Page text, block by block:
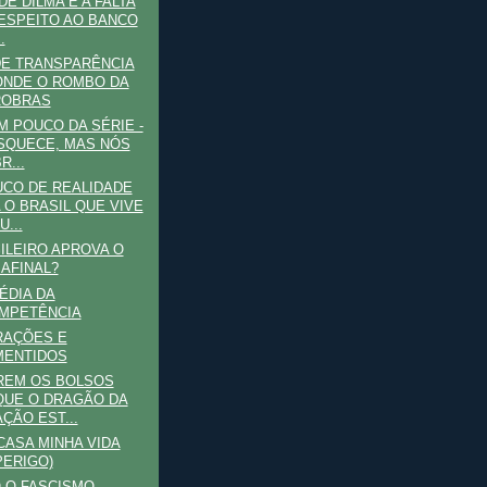
AO BANCO
TRANSPARÊNCIA
O ROMBO DA
POUCO DA SÉRIE -
MAS NÓS
DE REALIDADE
O BRASIL QUE VIVE
APROVA O
DA
E
OS BOLSOS
O DRAGÃO DA
EST...
MINHA VIDA